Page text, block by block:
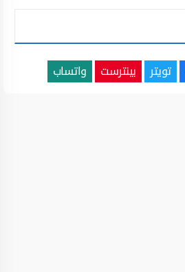
تويتر بينترست واتساب